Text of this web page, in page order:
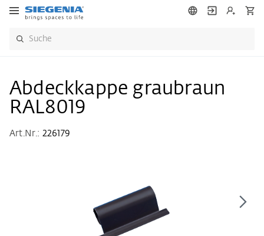
Abdeckkappe graubraun
RAL8019
Art.Nr.: 226179